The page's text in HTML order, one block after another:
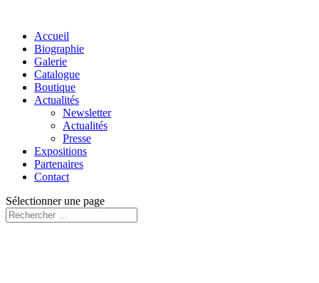
Accueil
Biographie
Galerie
Catalogue
Boutique
Actualités
Newsletter
Actualités
Presse
Expositions
Partenaires
Contact
Sélectionner une page